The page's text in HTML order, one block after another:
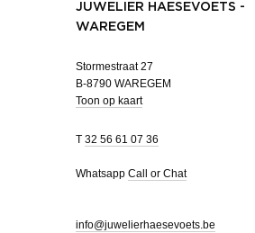
JUWELIER HAESEVOETS -
WAREGEM
Stormestraat 27
B-8790 WAREGEM
Toon op kaart
T 32 56 61 07 36
Whatsapp Call or Chat
info@juwelierhaesevoets.be